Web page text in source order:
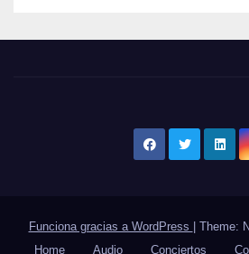
Funciona gracias a WordPress Theme:
Home
Audio Conciertos